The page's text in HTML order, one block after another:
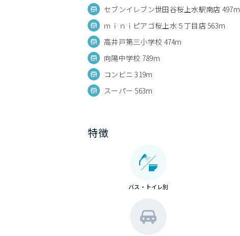
セブンイレブン世田谷桜上水駅南店 497m
ｍｉｎｉピアゴ桜上水５丁目店 563m
高井戸第三小学校 474m
向陽中学校 789m
コンビニ 319m
スーパー 563m
特徴
バス・トイレ別